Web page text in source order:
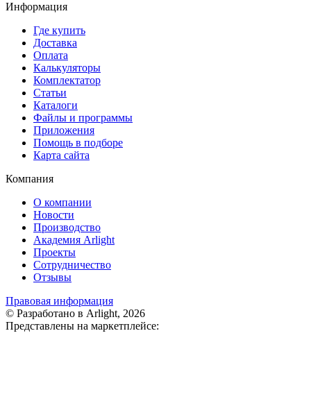
Информация
Где купить
Доставка
Оплата
Калькуляторы
Комплектатор
Статьи
Каталоги
Файлы и программы
Приложения
Помощь в подборе
Карта сайта
Компания
О компании
Новости
Производство
Академия Arlight
Проекты
Сотрудничество
Отзывы
Правовая информация
© Разработано в Arlight, 2026
Представлены на маркетплейсе: